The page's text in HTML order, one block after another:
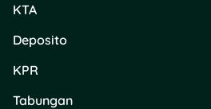
KTA
Deposito
KPR
Tabungan